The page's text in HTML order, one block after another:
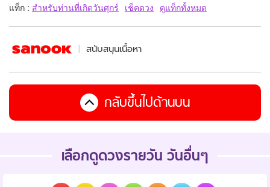
แท็ก : สำหรับท่านที่เกิดวันศุกร์ เช็คดวง ดูแท็กทั้งหมด
สนับสนุนเนื้อหา
กลับขึ้นไปด้านบน
เลือกดูดวงรายวัน วันอื่นๆ